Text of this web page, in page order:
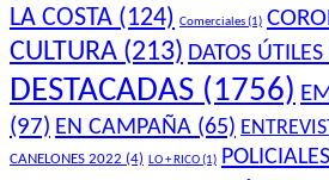
LA COSTA (124) Comerciales(1)
CULTURA (213) DATOS ÚTILES
DESTACADAS (1756)
(97) EN CAMPAÑA (65)
CANELONES 2022 (4) LO + RICO(1) POLICIALES